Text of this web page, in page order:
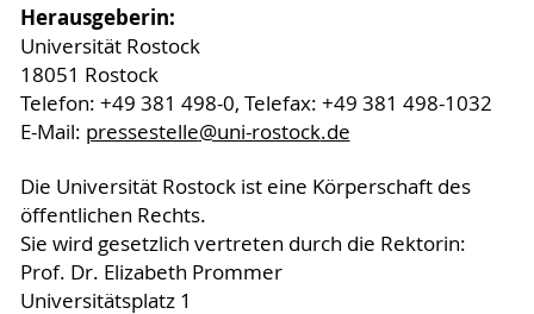
Herausgeberin:
Universität Rostock
18051 Rostock
Telefon: +49 381 498-0, Telefax: +49 381 498-1032
E-Mail: pressestelle@uni-rostock.de
Die Universität Rostock ist eine Körperschaft des
öffentlichen Rechts.
Sie wird gesetzlich vertreten durch die Rektorin:
Prof. Dr. Elizabeth Prommer
Universitätsplatz 1